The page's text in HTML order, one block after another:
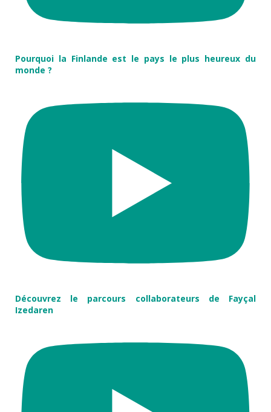
Pourquoi la Finlande est le pays le plus heureux du
monde ?
Découvrez le parcours collaborateurs de Fayçal
Izedaren